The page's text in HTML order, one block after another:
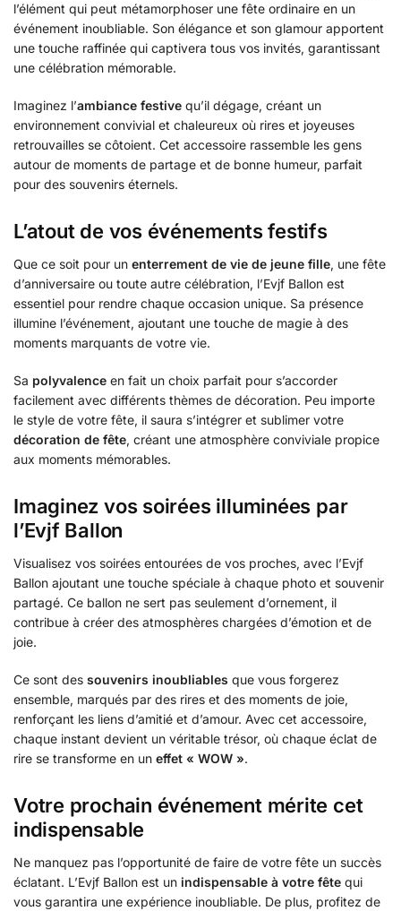
l’élément qui peut métamorphoser une fête ordinaire en un
événement inoubliable. Son élégance et son glamour apportent
une touche raffinée qui captivera tous vos invités, garantissant
une célébration mémorable.
Imaginez l’ambiance festive qu’il dégage, créant un
environnement convivial et chaleureux où rires et joyeuses
retrouvailles se côtoient. Cet accessoire rassemble les gens
autour de moments de partage et de bonne humeur, parfait
pour des souvenirs éternels.
L’atout de vos événements festifs
Que ce soit pour un enterrement de vie de jeune fille, une fête
d’anniversaire ou toute autre célébration, l’Evjf Ballon est
essentiel pour rendre chaque occasion unique. Sa présence
illumine l’événement, ajoutant une touche de magie à des
moments marquants de votre vie.
Sa polyvalence en fait un choix parfait pour s’accorder
facilement avec différents thèmes de décoration. Peu importe
le style de votre fête, il saura s’intégrer et sublimer votre
décoration de fête, créant une atmosphère conviviale propice
aux moments mémorables.
Imaginez vos soirées illuminées par
l’Evjf Ballon
Visualisez vos soirées entourées de vos proches, avec l’Evjf
Ballon ajoutant une touche spéciale à chaque photo et souvenir
partagé. Ce ballon ne sert pas seulement d’ornement, il
contribue à créer des atmosphères chargées d’émotion et de
joie.
Ce sont des souvenirs inoubliables que vous forgerez
ensemble, marqués par des rires et des moments de joie,
renforçant les liens d’amitié et d’amour. Avec cet accessoire,
chaque instant devient un véritable trésor, où chaque éclat de
rire se transforme en un effet « WOW ».
Votre prochain événement mérite cet
indispensable
Ne manquez pas l’opportunité de faire de votre fête un succès
éclatant. L’Evjf Ballon est un indispensable à votre fête qui
vous garantira une expérience inoubliable. De plus, profitez de